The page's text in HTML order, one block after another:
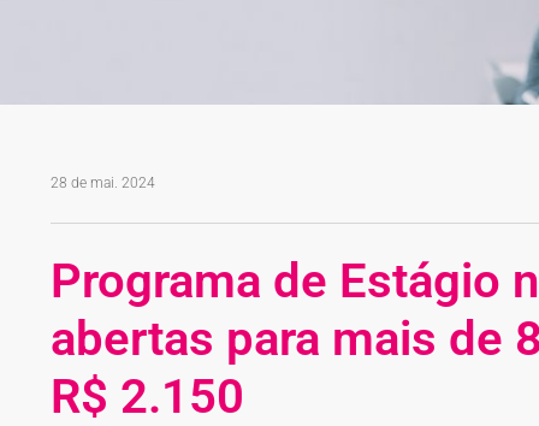
28 de mai. 2024
Programa de Estágio
abertas para mais de
R$ 2.150